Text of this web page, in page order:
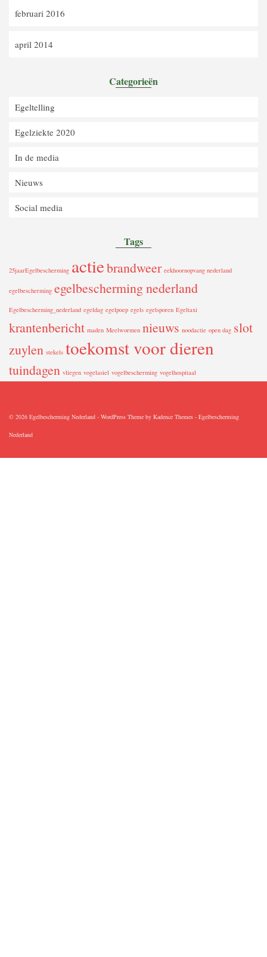
februari 2016
april 2014
Categorieën
Egeltelling
Egelziekte 2020
In de media
Nieuws
Social media
Tags
25jaarEgelbescherming actiebrandweer eekhoornopvang nederland
egelbescherming egelbescherming nederland
Egelbescherming_nederland egeldag egelpoep egels egelsporen Egeltaxi
krantenbericht maden Meelwormen nieuws noodactie open dag slot
zuylen stekels toekomst voor dieren
tuindagen vliegen vogelasiel vogelbescherming vogelhospitaal
© 2026 Egelbescherming Nederland - WordPress Theme by Kadence Themes - Egelbescherming
Nederland